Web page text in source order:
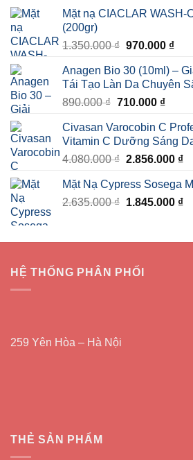
Mặt nạ CIACLAR WASH-
(200gr)
1.350.000₫ Giá
là:
1.350.000 ₫.
970.000 ₫Giá
tại
là:
Anagen Bio 30 (10ml) –
Tái Tạo Làn Da Chuyên
890.000₫ Giá
là:
890.000 ₫.
710.000 ₫Giá
tại
là:
Civasan Varocobin C
Vitamin C Dưỡng Sáng
4.080.000₫ Giá
là:
4.080.000 ₫.
2.856.000 ₫
là:
Mặt Nạ Cypress Sosega
2.635.000₫ Giá
2.635.000 ₫.
1.845.000 ₫
HỆ THỐNG PHÂN PHỐI
259 Yên Hòa – Hà Nội
THẺ SẢN PHẨM